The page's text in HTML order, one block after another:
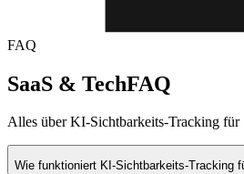
FAQ
SaaS & TechFAQ
Alles über KI-Sichtbarkeits-Tracking für
Wie funktioniert KI-Sichtbarkeits-Tracking